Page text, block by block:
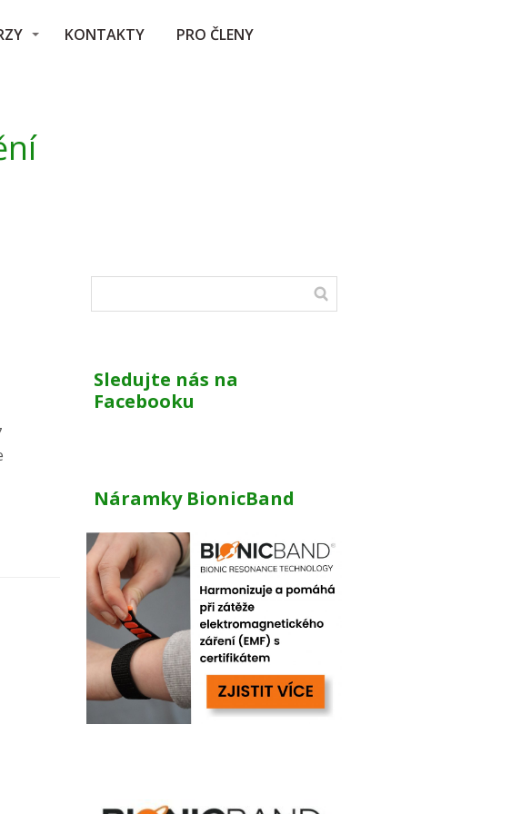
KONTAKTY PRO ČLENY
Sledujte nás na
Facebooku
Náramky BionicBand